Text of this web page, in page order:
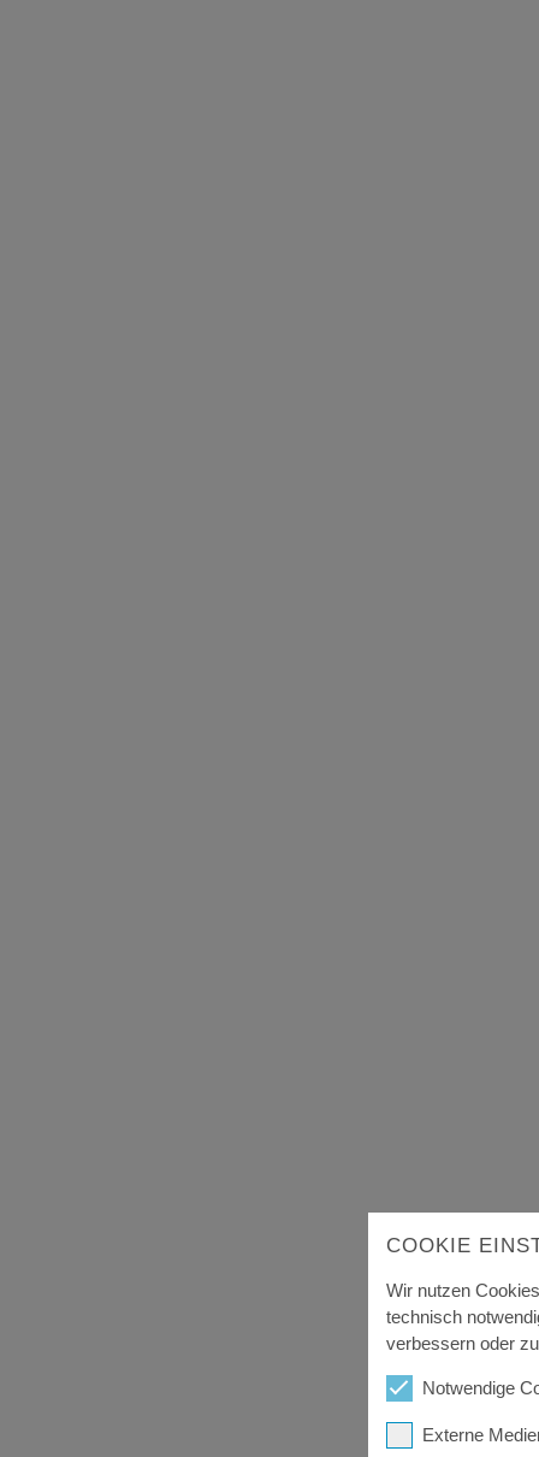
COOKIE
Wir nutzen
technisch
verbessern oder
Notwendige
Externe